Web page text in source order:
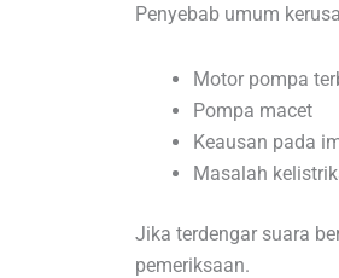
Penyebab umum
Motor pompa
Pompa macet
Keausan pada
Masalah
Jika terdengar suara
pemeriksaan.